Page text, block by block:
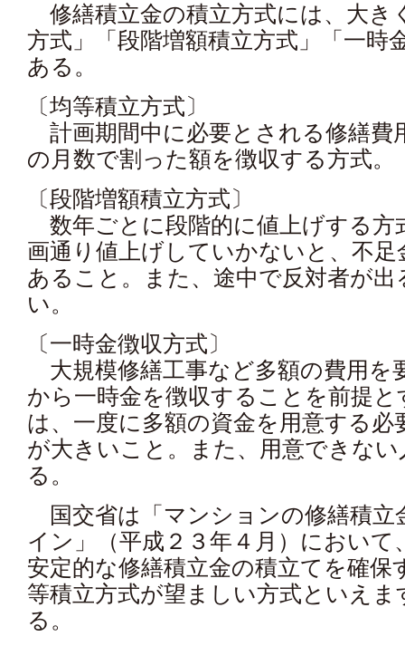
修繕積立金の積立方式には、大き
方式」「段階増額積立方式」「一時
ある。
〔均等積立方式〕
計画期間中に必要とされる修繕費
の月数で割った額を徴収する方式。
〔段階増額積立方式〕
数年ごとに段階的に値上げする方
画通り値上げしていかないと、不
あること。また、途中で反対者が
い。
〔一時金徴収方式〕
大規模修繕工事など多額の費用を
から一時金を徴収することを前提
は、一度に多額の資金を用意する必
が大きいこと。また、用意できな
る。
国交省は「マンションの修繕積立
イン」（平成２３年４月）において
安定的な修繕積立金の積立てを確保
等積立方式が望ましい方式といえ
る。